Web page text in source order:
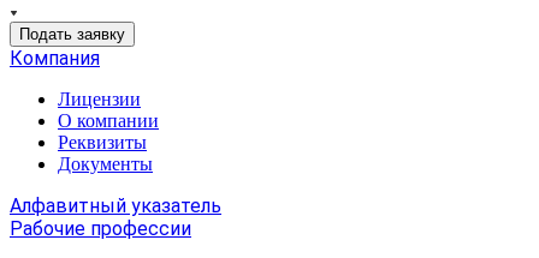
Подать заявку
Компания
Лицензии
О компании
Реквизиты
Документы
Алфавитный указатель
Рабочие профессии